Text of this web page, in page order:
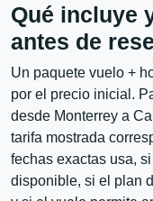
Qué incluye
antes de
Un paquete vuelo +
por el precio inicial.
desde Monterrey a
tarifa mostrada
fechas exactas usa,
disponible, si el plan